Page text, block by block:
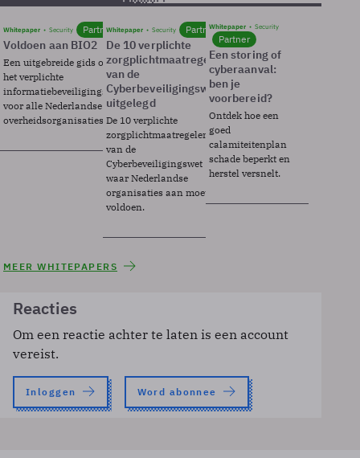
Whitepaper Security Partner
Voldoen aan BIO2
Een uitgebreide gids over BIO2,
het verplichte
informatiebeveiligingsframework
voor alle Nederlandse
overheidsorganisaties.
Whitepaper Security Partner
De 10 verplichte
zorgplichtmaatregelen
van de
Cyberbeveiligingswet
uitgelegd
De 10 verplichte
zorgplichtmaatregelen
van de
Cyberbeveiligingswet
waar Nederlandse
organisaties aan moeten
voldoen.
Whitepaper Security
Partner
Een storing of
cyberaanval:
ben je
voorbereid?
Ontdek hoe een
goed
calamiteitenplan
schade beperkt en
herstel versnelt.
MEER WHITEPAPERS
Reacties
Om een reactie achter te laten is een account
vereist.
Inloggen Word abonnee